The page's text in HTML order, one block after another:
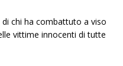
di chi ha combattuto a viso
vittime innocenti di tutte